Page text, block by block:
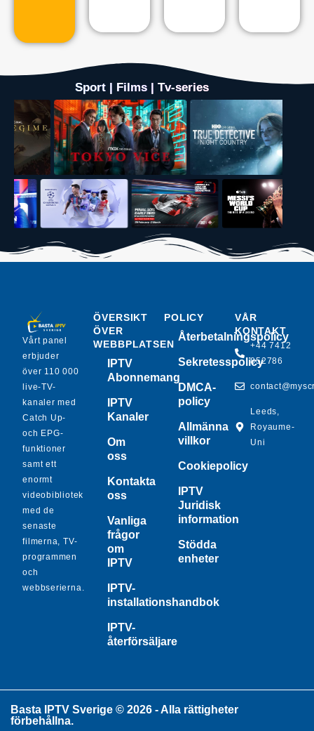
Sport | Films | Tv-series
Vårt panel
erbjuder
över 110 000
live-TV-
kanaler med
Catch Up-
och EPG-
funktioner
samt ett
enormt
videobibliotek
med de
senaste
filmerna, TV-
programmen
och
webbserierna.
ÖVERSIKT
ÖVER
WEBBPLATSEN
IPTV
Abonnemang
IPTV
Kanaler
Om
oss
Kontakta
oss
Vanliga
frågor
om
IPTV
IPTV-
installationshandbok
IPTV-
återförsäljare
POLICY
Återbetalningspolicy
Sekretesspolicy
DMCA-
policy
Allmänna
villkor
Cookiepolicy
IPTV
Juridisk
information
Stödda
enheter
VÅR
KONTAKT
+44 7412
852786
Leeds,
Royaume-
Uni
Basta IPTV Sverige © 2026 - Alla rättigheter
förbehållna.